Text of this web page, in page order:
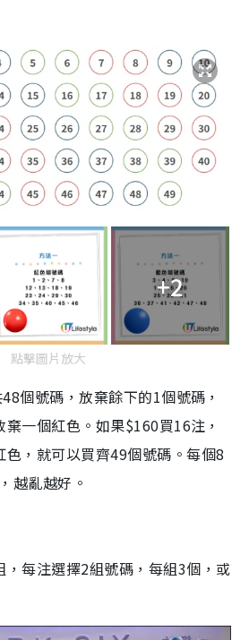
+2
點擊圖片放大
個號碼，放棄餘下的1個號碼，
一個紅色。如果$160買16注，
，就可以買齊49個號碼。每個8
越亂越好。
每注選擇2組號碼，每組3個，或